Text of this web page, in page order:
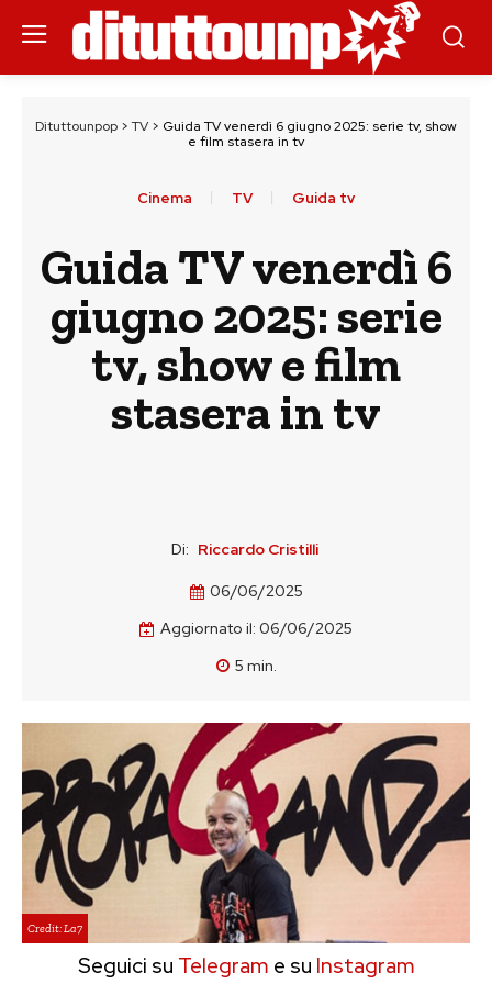
Dituttounpop > TV > Guida TV venerdì 6 giugno 2025: serie tv, show
e film stasera in tv
Cinema TV Guida tv
Guida TV venerdì 6
giugno 2025: serie
tv, show e film
stasera in tv
Di: Riccardo Cristilli
06/06/2025
Aggiornato il: 06/06/2025
5 min.
Credit: La7
Seguici su Telegram e su Instagram